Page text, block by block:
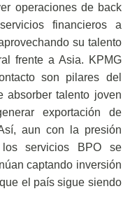
operaciones de back
financieros a
su talento
frente a Asia. KPMG
son pilares del
absorber talento joven
exportación de
aun con la presión
servicios BPO se
captando inversión
el país sigue siendo